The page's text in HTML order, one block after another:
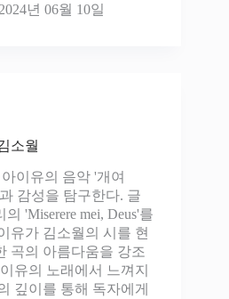
2024년 06월 10일
소월
이유의 음악 '개여
감성을 탐구한다. 글
'Miserere mei, Deus'를
유가 김소월의 시를 현
곡의 아름다움을 강조
유의 노래에서 느껴지
깊이를 통해 독자에게